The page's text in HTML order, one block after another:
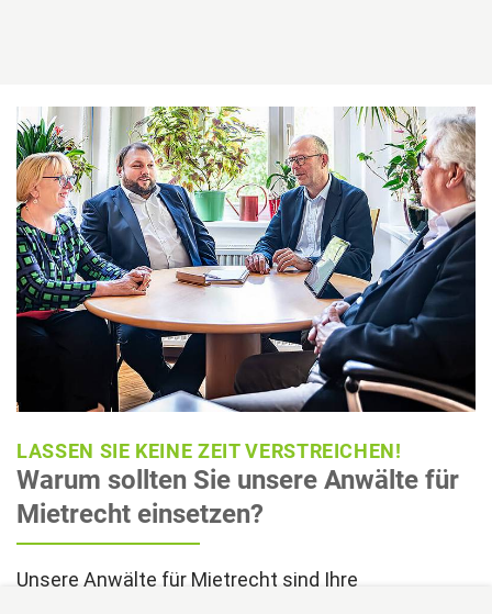
LASSEN SIE KEINE ZEIT VERSTREICHEN!
Warum sollten Sie unsere Anwälte für
Mietrecht einsetzen?
Unsere Anwälte für Mietrecht sind Ihre